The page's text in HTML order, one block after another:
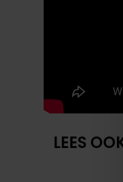
LEES